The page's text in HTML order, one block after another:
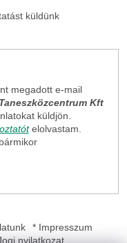
küldünk
megadott e-mail
Kft
küldjön.
elolvastam.
* Impresszum
nyilatkozat